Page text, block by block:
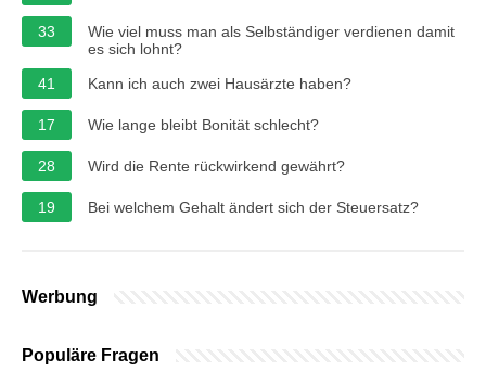
33
Wie viel muss man als Selbständiger verdienen damit
es sich lohnt?
41
Kann ich auch zwei Hausärzte haben?
17 Wie lange bleibt Bonität schlecht?
28 Wird die Rente rückwirkend gewährt?
19 Bei welchem Gehalt ändert sich der Steuersatz?
Werbung
Populäre Fragen